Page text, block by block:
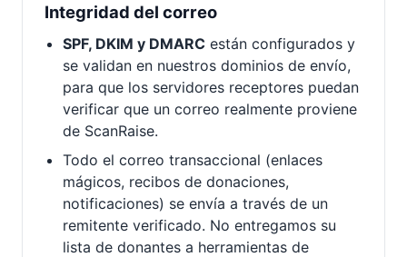
Integridad del correo
SPF, DKIM y DMARC están configurados y
se validan en nuestros dominios de envío,
para que los servidores receptores puedan
verificar que un correo realmente proviene
de ScanRaise.
Todo el correo transaccional (enlaces
mágicos, recibos de donaciones,
notificaciones) se envía a través de un
remitente verificado. No entregamos su
lista de donantes a herramientas de